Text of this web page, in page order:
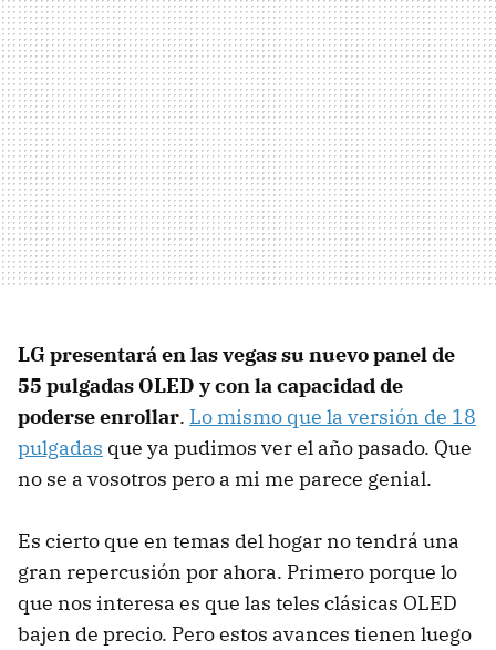
LG presentará en las vegas su nuevo panel de
55 pulgadas OLED y con la capacidad de
poderse enrollar. Lo mismo que la versión de 18
pulgadas que ya pudimos ver el año pasado. Que
no se a vosotros pero a mi me parece genial.
Es cierto que en temas del hogar no tendrá una
gran repercusión por ahora. Primero porque lo
que nos interesa es que las teles clásicas OLED
bajen de precio. Pero estos avances tienen luego